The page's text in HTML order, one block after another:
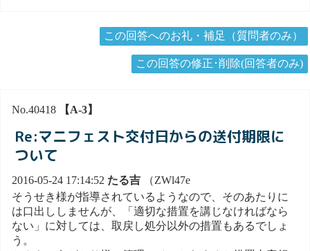
この回答へのお礼・補足（質問者のみ）
この回答の修正･削除(回答者のみ)
No.40418 【A-3】
Re:マニフェスト交付日からの送付期限に
ついて
2016-05-24 17:14:52 たる吉 （ZWl47e
そうせき様が指導されているようなので、そのあたりに
は口出ししませんが、「適切な措置を講じなければなら
ない」に対しては、取戻し処分以外の措置もあるでしょ
う。